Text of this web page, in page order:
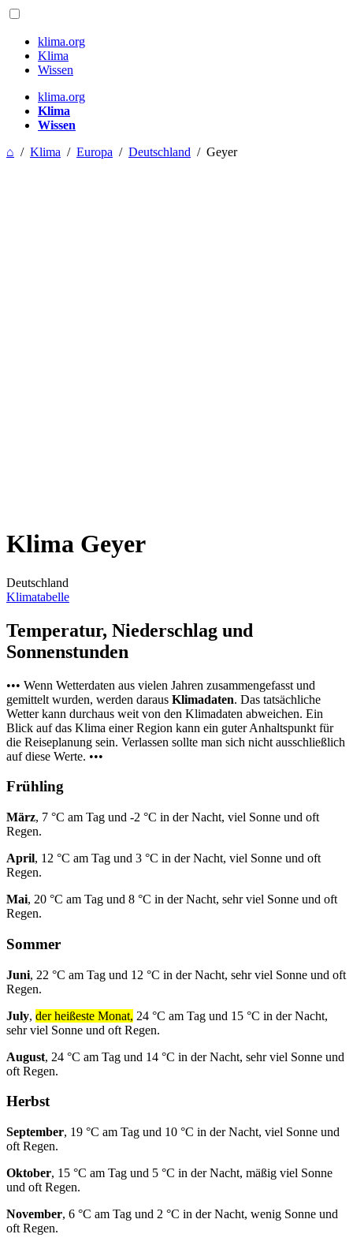
klima.org
Klima
Wissen
klima.org
Klima
Wissen
⌂ / Klima / Europa / Deutschland / Geyer
Klima Geyer
Deutschland
Klimatabelle
Temperatur, Niederschlag und
Sonnenstunden
••• Wenn Wetterdaten aus vielen Jahren zusammengefasst und
gemittelt wurden, werden daraus Klimadaten. Das tatsächliche
Wetter kann durchaus weit von den Klimadaten abweichen. Ein
Blick auf das Klima einer Region kann ein guter Anhaltspunkt für
die Reiseplanung sein. Verlassen sollte man sich nicht ausschließlich
auf diese Werte. •••
Frühling
März, 7 °C am Tag und -2 °C in der Nacht, viel Sonne und oft
Regen.
April, 12 °C am Tag und 3 °C in der Nacht, viel Sonne und oft
Regen.
Mai, 20 °C am Tag und 8 °C in der Nacht, sehr viel Sonne und oft
Regen.
Sommer
Juni, 22 °C am Tag und 12 °C in der Nacht, sehr viel Sonne und oft
Regen.
July, der heißeste Monat, 24 °C am Tag und 15 °C in der Nacht,
sehr viel Sonne und oft Regen.
August, 24 °C am Tag und 14 °C in der Nacht, sehr viel Sonne und
oft Regen.
Herbst
September, 19 °C am Tag und 10 °C in der Nacht, viel Sonne und
oft Regen.
Oktober, 15 °C am Tag und 5 °C in der Nacht, mäßig viel Sonne
und oft Regen.
November, 6 °C am Tag und 2 °C in der Nacht, wenig Sonne und
oft Regen.